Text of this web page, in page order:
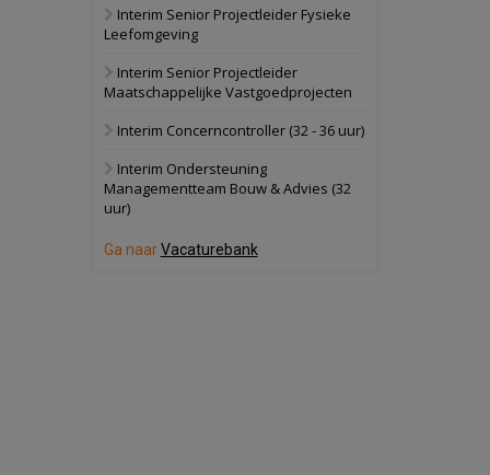
Bekijk
Schuinesloot
politiebureau
17 september 2026
Voormalig
Interim Senior Projectleider Fysieke
Leefomgeving
Interim Senior Projectleider
Maatschappelijke Vastgoedprojecten
Interim Concerncontroller (32 - 36 uur)
Interim Ondersteuning
Managementteam Bouw & Advies (32
uur)
Ga naarVacaturebank